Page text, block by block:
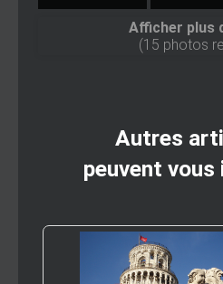
Afficher plus
(15 photos
Autres
peuvent